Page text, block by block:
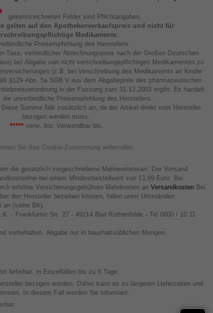
gekennzeichneten Felder sind Pflichtangaben.
gelten auf den Apothekenverkaufspreis und nicht für
Medikamente.
Preisempfehlung des Herstellers.
Taxe; verbindlicher Abrechnungspreis nach der Großen Deutschen
bei Abgabe von nicht verschreibungspflichtigen Medikamenten zu
(z.B. bei Verschreibung des Medikaments an Kinder
§129 Abs. 5a SGB V aus dem Abgabepreis des pharmazeutischen
in der Fassung zum 31.12.2003 ergibt. Es handelt
die unverbindliche Preisempfehlung des Herstellers.
Summe fällt zusätzlich an, da der Artikel direkt vom Hersteller
bezogen werden muss.
*****verw. bis: Verwendbar bis.
Sie Ihre Cookie-Zustimmung widerrufen
die gesetzlich vorgeschriebene Mehrwertsteuer. Der Versand
bei einem Mindestbestellwert von 13,99 Euro. Bei
erhöhte Versicherungsgebühren Mehrkosten an VersandkostenBei
den Hersteller beziehen können, fallen unter Umständen
an (siehe BK).
- Frankfurter Str. 27 - 49214 Bad Rothenfelde - Tel 0800 / 10 11
vorbehalten. Abgabe nur in haushaltsüblichen Mengen.
lieferbar, in Einzelfällen bis zu 6 Tage.
bezogen werden. Daher kann es zu längeren Lieferzeiten und
In diesem Fall werden Sie informiert.